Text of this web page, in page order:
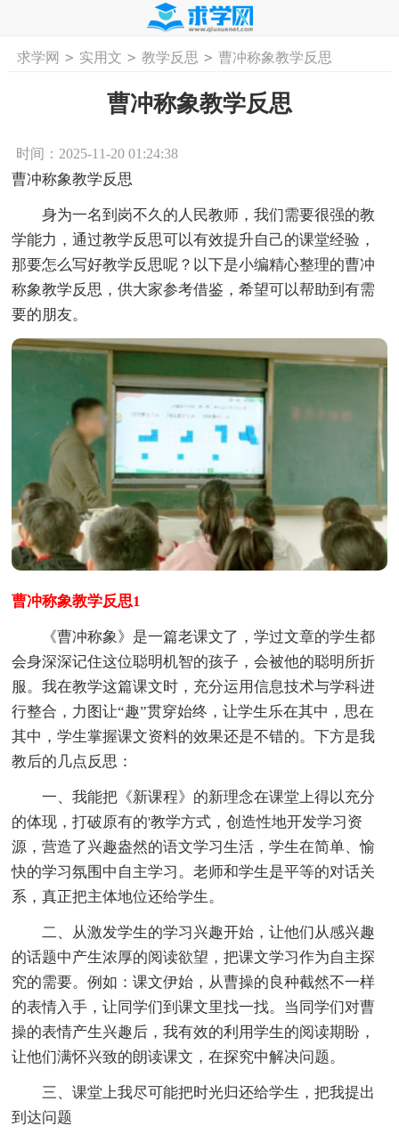
首页 工作计划 活动计划 学习计划
求学网 > 实用文 > 教学反思 > 曹冲称象教学反思
曹冲称象教学反思
时间：2025-11-20 01:24:38
曹冲称象教学反思
身为一名到岗不久的人民教师，我们需要很强的教
学能力，通过教学反思可以有效提升自己的课堂经验，
那要怎么写好教学反思呢？以下是小编精心整理的曹冲
称象教学反思，供大家参考借鉴，希望可以帮助到有需
要的朋友。
曹冲称象教学反思1
《曹冲称象》是一篇老课文了，学过文章的学生都
会身深深记住这位聪明机智的孩子，会被他的聪明所折
服。我在教学这篇课文时，充分运用信息技术与学科进
行整合，力图让“趣”贯穿始终，让学生乐在其中，思在
其中，学生掌握课文资料的效果还是不错的。下方是我
教后的几点反思：
一、我能把《新课程》的新理念在课堂上得以充分
的体现，打破原有的'教学方式，创造性地开发学习资
源，营造了兴趣盎然的语文学习生活，学生在简单、愉
快的学习氛围中自主学习。老师和学生是平等的对话关
系，真正把主体地位还给学生。
二、从激发学生的学习兴趣开始，让他们从感兴趣
的话题中产生浓厚的阅读欲望，把课文学习作为自主探
究的需要。例如：课文伊始，从曹操的良种截然不一样
的表情入手，让同学们到课文里找一找。当同学们对曹
操的表情产生兴趣后，我有效的利用学生的阅读期盼，
让他们满怀兴致的朗读课文，在探究中解决问题。
三、课堂上我尽可能把时光归还给学生，把我提出
到达问题